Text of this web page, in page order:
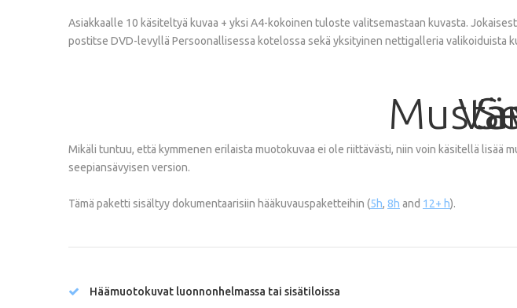
Asiakkaalle 10 käsiteltyä kuvaa + yksi A4-kokoinen tuloste valitsemastaan kuvasta.
postitse DVD-levyllä Persoonallisessa kotelossa sekä yksityinen nettigalleria valikoiduista
Mikäli tuntuu, että kymmenen erilaista muotokuvaa ei ole riittävästi, niin voin käsitellä lisää
seepiansävyisen version.
Tämä paketti sisältyy dokumentaarisiin hääkuvauspaketteihin (5h, 8h and 12+ h).
Häämuotokuvat luonnonhelmassa tai sisätiloissa